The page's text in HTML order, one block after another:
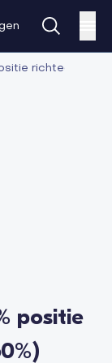
richtech
positie